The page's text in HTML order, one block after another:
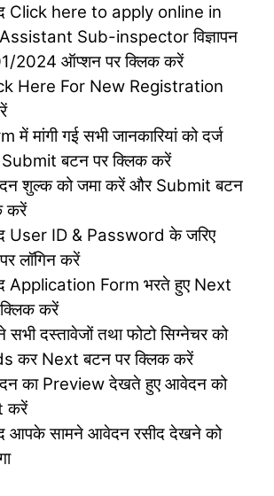
Click here to apply online in
Sub-inspector विज्ञापन
2024 ऑप्शन पर क्लिक करें
Here For New Registration
में मांगी गई सभी जानकारियां को दर्ज
बटन पर क्लिक करें
शुल्क को जमा करें और Submit बटन
करें
User ID & Password के जरिए
लॉगिन करें
Application Form भरते हुए Next
करें
सभी दस्तावेजों तथा फोटो सिग्नेचर को
कर Next बटन पर क्लिक करें
का Preview देखते हुए आवेदन को
करें
आपके सामने आवेदन रसीद देखने को